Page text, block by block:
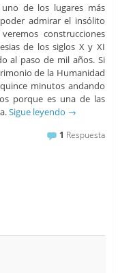
de los lugares más
admirar el insólito
construcciones
de los siglos X y XI
al paso de mil años. Si
de la Humanidad
minutos andando
porque es una de las
Sigue leyendo →
1 Respuesta